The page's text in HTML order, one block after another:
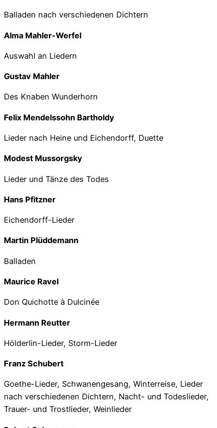
Balladen nach verschiedenen Dichtern
Alma Mahler-Werfel
Auswahl an Liedern
Gustav Mahler
Des Knaben Wunderhorn
Felix Mendelssohn Bartholdy
Lieder nach Heine und Eichendorff, Duette
Modest Mussorgsky
Lieder und Tänze des Todes
Hans Pfitzner
Eichendorff-Lieder
Martin Plüddemann
Balladen
Maurice Ravel
Don Quichotte à Dulcinée
Hermann Reutter
Hölderlin-Lieder, Storm-Lieder
Franz Schubert
Goethe-Lieder, Schwanengesang, Winterreise, Lieder
nach verschiedenen Dichtern, Nacht- und Todeslieder,
Trauer- und Trostlieder, Weinlieder